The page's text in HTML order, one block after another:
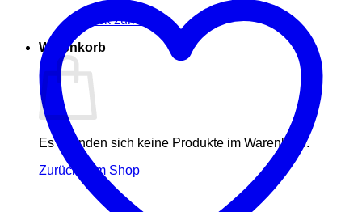
Zurück zum Shop
Warenkorb
Es befinden sich keine Produkte im Warenkorb.
Zurück zum Shop